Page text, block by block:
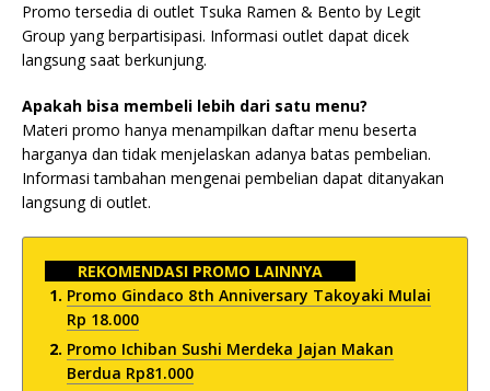
Promo tersedia di outlet Tsuka Ramen & Bento by Legit
Group yang berpartisipasi. Informasi outlet dapat dicek
langsung saat berkunjung.
Apakah bisa membeli lebih dari satu menu?
Materi promo hanya menampilkan daftar menu beserta
harganya dan tidak menjelaskan adanya batas pembelian.
Informasi tambahan mengenai pembelian dapat ditanyakan
langsung di outlet.
REKOMENDASI PROMO LAINNYA
Promo Gindaco 8th Anniversary Takoyaki Mulai
Rp 18.000
Promo Ichiban Sushi Merdeka Jajan Makan
Berdua Rp81.000